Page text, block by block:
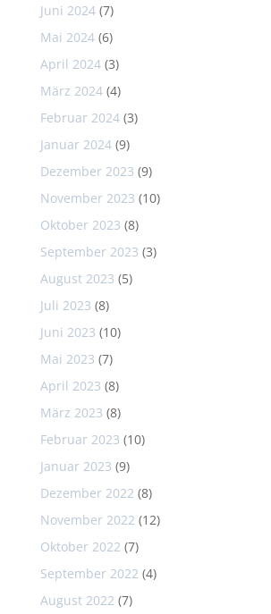
Juni 2024(7)
Mai 2024(6)
April 2024(3)
März 2024(4)
Februar 2024(3)
Januar 2024(9)
Dezember 2023 (9)
November 2023 (10)
Oktober 2023 (8)
September 2023 (3)
August 2023 (5)
Juli 2023 (8)
Juni 2023 (10)
Mai 2023 (7)
April 2023 (8)
März 2023 (8)
Februar 2023 (10)
Januar 2023 (9)
Dezember 2022 (8)
November 2022 (12)
Oktober 2022 (7)
September 2022 (4)
August 2022 (7)